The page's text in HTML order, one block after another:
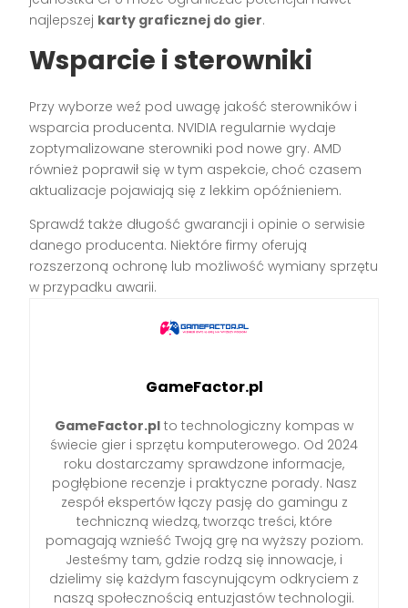
najlepszej karty graficznej do gier.
Wsparcie i sterowniki
Przy wyborze weź pod uwagę jakość sterowników i
wsparcia producenta. NVIDIA regularnie wydaje
zoptymalizowane sterowniki pod nowe gry. AMD
również poprawił się w tym aspekcie, choć czasem
aktualizacje pojawiają się z lekkim opóźnieniem.
Sprawdź także długość gwarancji i opinie o serwisie
danego producenta. Niektóre firmy oferują
rozszerzoną ochronę lub możliwość wymiany sprzętu
w przypadku awarii.
GameFactor.pl
GameFactor.pl to technologiczny kompas w
świecie gier i sprzętu komputerowego. Od 2024
roku dostarczamy sprawdzone informacje,
pogłębione recenzje i praktyczne porady. Nasz
zespół ekspertów łączy pasję do gamingu z
techniczną wiedzą, tworząc treści, które
pomagają wznieść Twoją grę na wyższy poziom.
Jesteśmy tam, gdzie rodzą się innowacje, i
dzielimy się każdym fascynującym odkryciem z
naszą społecznością entuzjastów technologii.